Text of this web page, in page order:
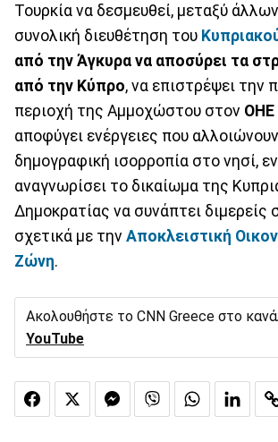
Τουρκία να δεσμευθεί, μεταξύ
συνολική διευθέτηση του
από την Άγκυρα να αποσύρει τα
από την Κύπρο, να επιστρέψει την
περιοχή της Αμμοχώστου στον ΟΗΕ
αποφύγει ενέργειες που
δημογραφική ισορροπία στο νησί,
αναγνωρίσει το δικαίωμα της
Δημοκρατίας να συνάπτει διμερείς
σχετικά με την Αποκλειστική
Ζώνη.
Ακολουθήστε το CNN Greece στο
YouTube